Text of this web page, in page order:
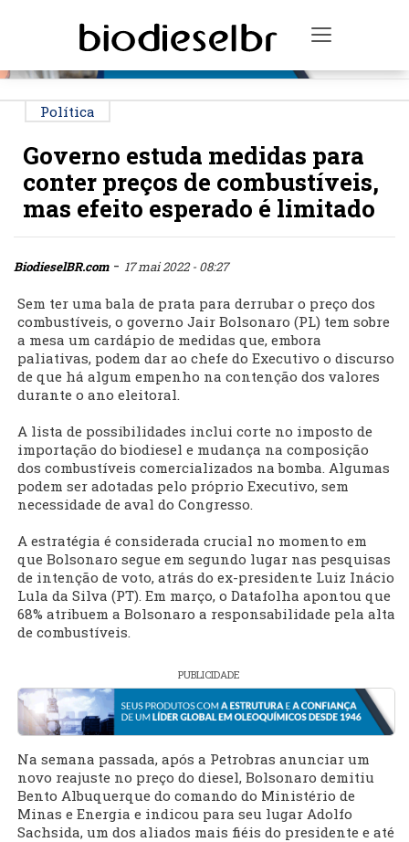
Toggle
Política
Governo estuda medidas para
conter preços de combustíveis,
mas efeito esperado é limitado
BiodieselBR.com- 17 mai 2022 - 08:27
Sem ter uma bala de prata para derrubar o preço dos
combustíveis, o governo Jair Bolsonaro (PL) tem sobre
a mesa um cardápio de medidas que, embora
paliativas, podem dar ao chefe do Executivo o discurso
de que há algum empenho na contenção dos valores
durante o ano eleitoral.
A lista de possibilidades inclui corte no imposto de
importação do biodiesel e mudança na composição
dos combustíveis comercializados na bomba. Algumas
podem ser adotadas pelo próprio Executivo, sem
necessidade de aval do Congresso.
A estratégia é considerada crucial no momento em
que Bolsonaro segue em segundo lugar nas pesquisas
de intenção de voto, atrás do ex-presidente Luiz Inácio
Lula da Silva (PT). Em março, o Datafolha apontou que
68% atribuem a Bolsonaro a responsabilidade pela alta
de combustíveis.
PUBLICIDADE
Na semana passada, após a Petrobras anunciar um
novo reajuste no preço do diesel, Bolsonaro demitiu
Bento Albuquerque do comando do Ministério de
Minas e Energia e indicou para seu lugar Adolfo
Sachsida, um dos aliados mais fiéis do presidente e até